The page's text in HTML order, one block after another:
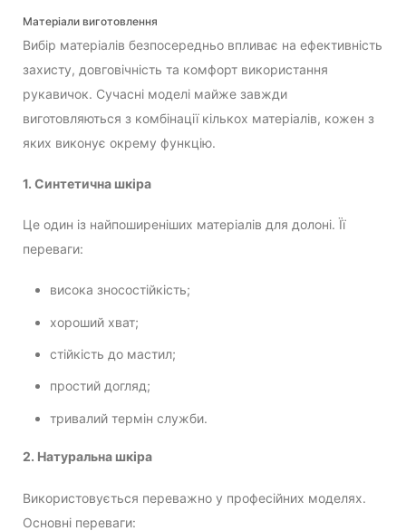
Матеріали виготовлення
Вибір матеріалів безпосередньо впливає на ефективність
захисту, довговічність та комфорт використання
рукавичок. Сучасні моделі майже завжди
виготовляються з комбінації кількох матеріалів, кожен з
яких виконує окрему функцію.
1. Синтетична шкіра
Це один із найпоширеніших матеріалів для долоні. Її
переваги:
висока зносостійкість;
хороший хват;
стійкість до мастил;
простий догляд;
тривалий термін служби.
2. Натуральна шкіра
Використовується переважно у професійних моделях.
Основні переваги: